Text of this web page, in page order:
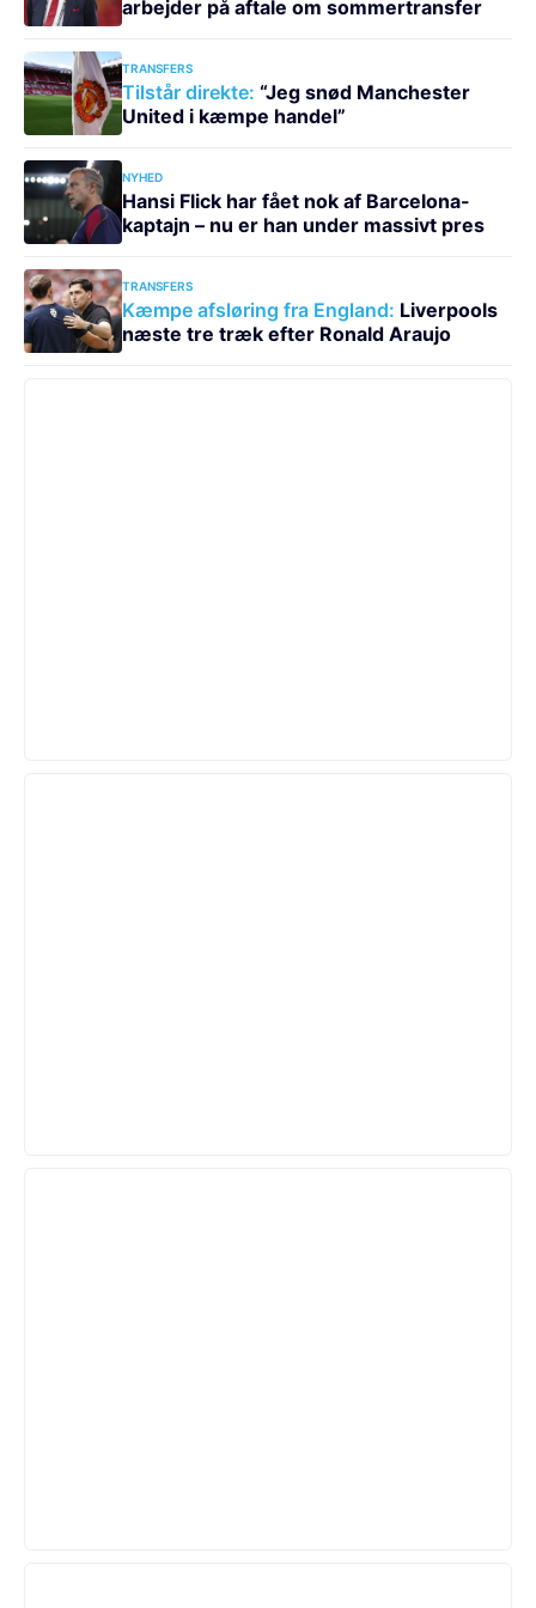
arbejder på aftale om sommertransfer
TRANSFERS
Tilstår direkte: “Jeg snød Manchester
United i kæmpe handel”
NYHED
Hansi Flick har fået nok af Barcelona-
kaptajn – nu er han under massivt pres
TRANSFERS
Kæmpe afsløring fra England: Liverpools
næste tre træk efter Ronald Araujo